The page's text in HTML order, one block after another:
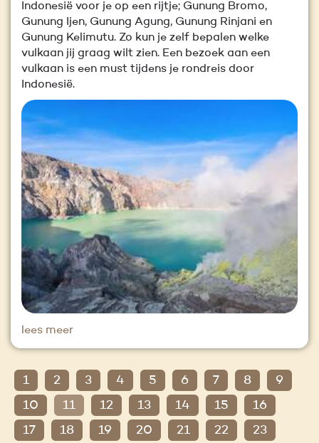
Indonesië voor je op een rijtje; Gunung Bromo,
Gunung Ijen, Gunung Agung, Gunung Rinjani en
Gunung Kelimutu. Zo kun je zelf bepalen welke
vulkaan jij graag wilt zien. Een bezoek aan een
vulkaan is een must tijdens je rondreis door
Indonesië.
lees meer
1 2 3 4 5 6 7 8
9
10
11 12 13 14 15
16
17
18 19 20 21 22
23